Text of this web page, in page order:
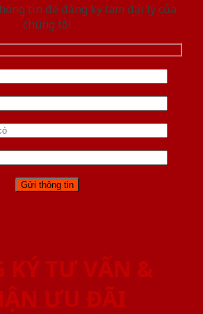
tin để đăng ký làm đại lý của
chúng tôi
KÝ TƯ VẤN &
ƯU ĐÃI